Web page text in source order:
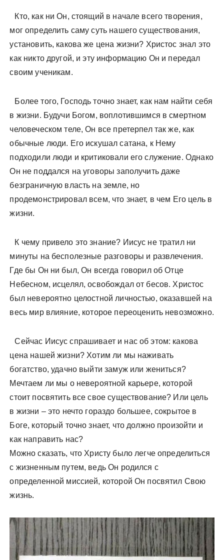
Кто, как ни Он, стоящий в начале всего творения,
мог определить саму суть нашего существования,
установить, какова же цена жизни? Христос знал это
как никто другой, и эту информацию Он и передал
своим ученикам.
Более того, Господь точно знает, как нам найти себя
в жизни. Будучи Богом, воплотившимся в смертном
человеческом теле, Он все претерпел так же, как
обычные люди. Его искушал сатана, к Нему
подходили люди и критиковали его служение. Однако
Он не поддался на уговоры заполучить даже
безграничную власть на земле, но
продемонстрировал всем, что знает, в чем Его цель в
жизни.
К чему привело это знание? Иисус не тратил ни
минуты на бесполезные разговоры и развлечения.
Где бы Он ни был, Он всегда говорил об Отце
Небесном, исцелял, освобождал от бесов. Христос
был невероятно целостной личностью, оказавшей на
весь мир влияние, которое переоценить невозможно.
Сейчас Иисус спрашивает и нас об этом: какова
цена нашей жизни? Хотим ли мы наживать
богатство, удачно выйти замуж или жениться?
Мечтаем ли мы о невероятной карьере, которой
стоит посвятить все свое существование? Или цель
в жизни – это нечто гораздо большее, сокрытое в
Боге, который точно знает, что должно произойти и
как направить нас?
Можно сказать, что Христу было легче определиться
с жизненным путем, ведь Он родился с
определенной миссией, которой Он посвятил Свою
жизнь.